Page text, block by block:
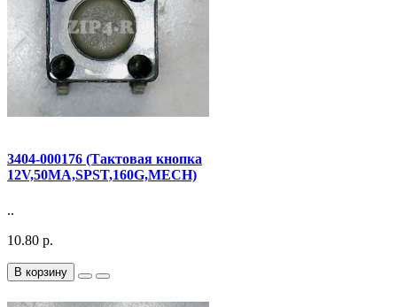
3404-000176 (Тактовая кнопка
12V,50MA,SPST,160G,MECH)
..
10.80 р.
В корзину